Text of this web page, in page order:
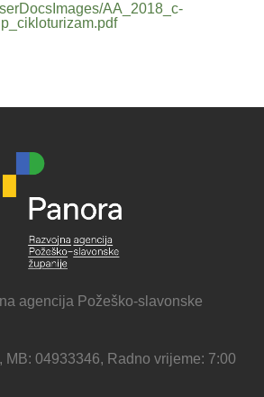
AA_2018_c-
agencija Požeško-slavonske
MB: 04933346, Radno vrijeme: 7:00